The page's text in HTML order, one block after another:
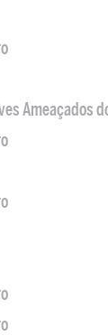
Ameaçados